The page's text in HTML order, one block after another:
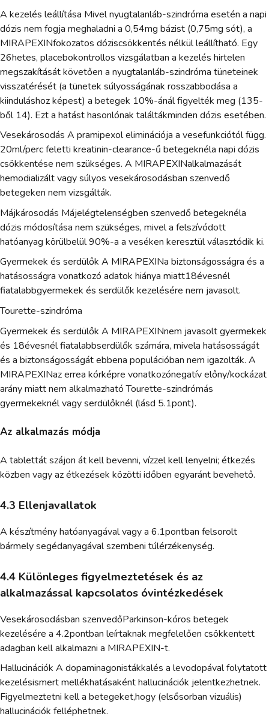
A kezelés leállítása Mivel nyugtalanláb-szindróma esetén a napi
dózis nem fogja meghaladni a 0,54mg bázist (0,75mg sót), a
MIRAPEXINfokozatos dóziscsökkentés nélkül leállítható. Egy
26hetes, placebokontrollos vizsgálatban a kezelés hirtelen
megszakítását követően a nyugtalanláb-szindróma tüneteinek
visszatérését (a tünetek súlyosságának rosszabbodása a
kiinduláshoz képest) a betegek 10%-ánál figyelték meg (135-
ből 14). Ezt a hatást hasonlónak találtákminden dózis esetében.
Vesekárosodás A pramipexol eliminációja a vesefunkciótól függ.
20ml/perc feletti kreatinin-clearance-ű betegeknéla napi dózis
csökkentése nem szükséges. A MIRAPEXINalkalmazását
hemodializált vagy súlyos vesekárosodásban szenvedő
betegeken nem vizsgálták.
Májkárosodás Májelégtelenségben szenvedő betegeknéla
dózis módosítása nem szükséges, mivel a felszívódott
hatóanyag körülbelül 90%-a a veséken keresztül választódik ki.
Gyermekek és serdülők A MIRAPEXINa biztonságosságra és a
hatásosságra vonatkozó adatok hiánya miatt18évesnél
fiatalabbgyermekek és serdülők kezelésére nem javasolt.
Tourette-szindróma
Gyermekek és serdülők A MIRAPEXINnem javasolt gyermekek
és 18évesnél fiatalabbserdülők számára, mivela hatásosságát
és a biztonságosságát ebbena populációban nem igazolták. A
MIRAPEXINaz errea kórképre vonatkozónegatív előny/kockázat
arány miatt nem alkalmazható Tourette-szindrómás
gyermekeknél vagy serdülőknél (lásd 5.1pont).
Az alkalmazás módja
A tablettát szájon át kell bevenni, vízzel kell lenyelni; étkezés
közben vagy az étkezések közötti időben egyaránt bevehető.
4.3 Ellenjavallatok
A készítmény hatóanyagával vagy a 6.1pontban felsorolt
bármely segédanyagával szembeni túlérzékenység.
4.4 Különleges figyelmeztetések és az
alkalmazással kapcsolatos óvintézkedések
Vesekárosodásban szenvedőParkinson-kóros betegek
kezelésére a 4.2pontban leírtaknak megfelelően csökkentett
adagban kell alkalmazni a MIRAPEXIN-t.
Hallucinációk A dopaminagonistákkalés a levodopával folytatott
kezelésismert mellékhatásaként hallucinációk jelentkezhetnek.
Figyelmeztetni kell a betegeket,hogy (elsősorban vizuális)
hallucinációk felléphetnek.